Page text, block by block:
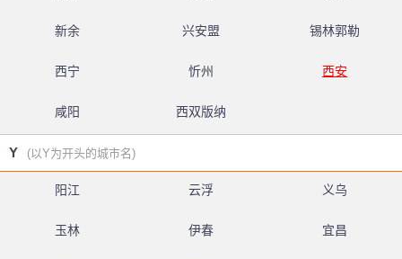
新余 兴安盟 锡林郭勒
西宁 忻州 西安
咸阳 西双版纳
Y (以Y为开头的城市名)
阳江 云浮 义乌
玉林 伊春 宜昌